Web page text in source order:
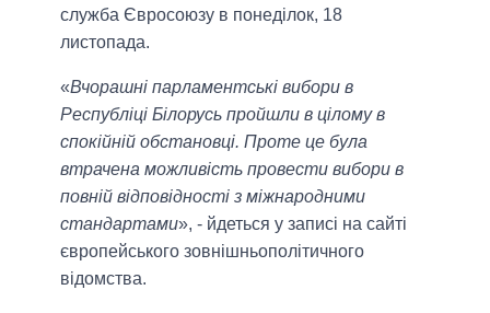
служба Євросоюзу в понеділок, 18
листопада.
«Вчорашні парламентські вибори в
Республіці Білорусь пройшли в цілому в
спокійній обстановці. Проте це була
втрачена можливість провести вибори в
повній відповідності з міжнародними
стандартами», - йдеться у записі на сайті
європейського зовнішньополітичного
відомства.